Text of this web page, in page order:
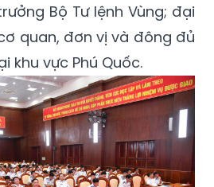
Bộ Tư lệnh Vùng; đại
quan, đơn vị và đông đủ
khu vực Phú Quốc.